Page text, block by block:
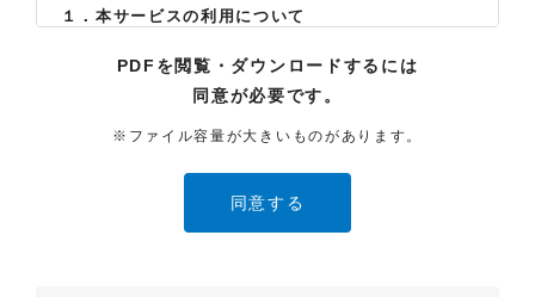
１．本サービスの利用について
の内容を、非営利目的かつ、個人的にご利用する場
合に限り、閲覧またはダウンロードすることができ
ます。それ以外の目的での閲覧またはダウンロード
たり、また、配布することはできません。
（2）本サイトでは、データ提供が可能な取扱説明書
PDFを閲覧・ダウンロードするには
同意が必要です。
※ファイル容量が大きいものがあります。